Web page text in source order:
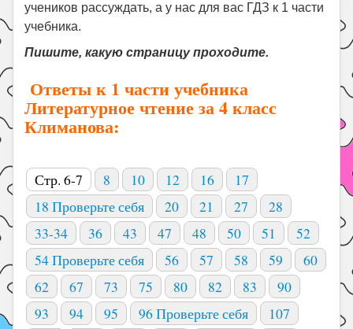
учеников рассуждать, а у нас для вас ГДЗ к 1 части
учебника.
Пишите, какую страницу проходите.
Ответы к 1 части учебника
Литературное чтение за 4 класс
Климанова:
Стр. 6-7 8 10 12 16
17
18 Проверьте себя
20 21 27
28
33-34
36 43 47 48 50 51
52
54 Проверьте себя
56 57 58 59
60
62
67 73 75 80 82 83
90
93
94 95 96 Проверьте себя
107